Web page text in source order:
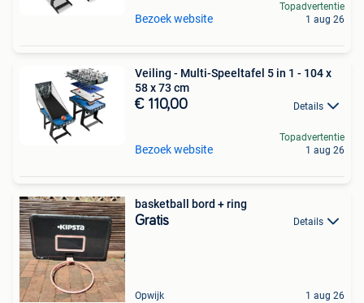
Bezoek website
Topadvertentie
1 aug 26
Veiling - Multi-Speeltafel 5 in 1 - 104 x
58 x 73 cm
€ 110,00 Details
Bezoek website
Topadvertentie
1 aug 26
basketball bord + ring
Gratis Details
Opwijk 1 aug 26